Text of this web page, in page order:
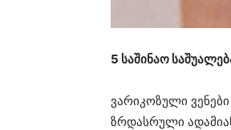
5 საშინაო
ვარიკოზული
ზრდასრული